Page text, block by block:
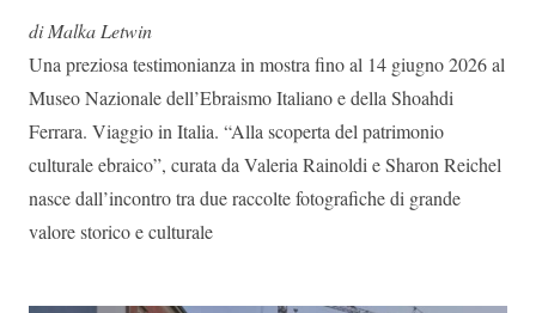
di Malka Letwin
Una preziosa testimonianza in mostra fino al 14 giugno 2026 al
Museo Nazionale dell’Ebraismo Italiano e della Shoahdi
Ferrara. Viaggio in Italia. “Alla scoperta del patrimonio
culturale ebraico”, curata da Valeria Rainoldi e Sharon Reichel
nasce dall’incontro tra due raccolte fotografiche di grande
valore storico e culturale